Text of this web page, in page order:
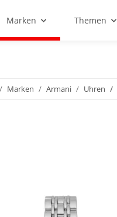
Marken Themen
Marken Armani Uhren